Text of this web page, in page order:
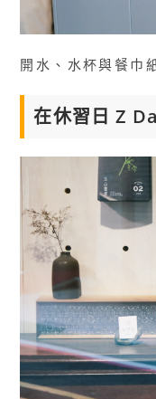
開水、水杯與餐巾
在休習日 Z